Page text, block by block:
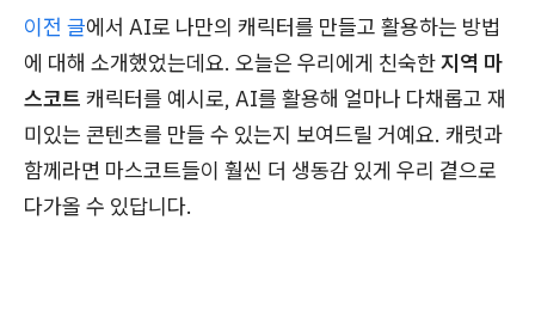
이전 글에서 AI로 나만의 캐릭터를 만들고 활용하는 방법
에 대해 소개했었는데요. 오늘은 우리에게 친숙한지역 마
스코트 캐릭터를 예시로, AI를 활용해 얼마나 다채롭고 재
미있는 콘텐츠를 만들 수 있는지 보여드릴 거예요. 캐럿과
함께라면 마스코트들이 훨씬 더 생동감 있게 우리 곁으로
다가올 수 있답니다.